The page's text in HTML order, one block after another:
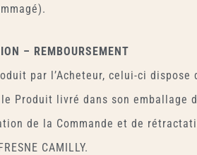
– REMBOURSEMENT
par l’Acheteur, celui-ci
Produit livré dans son emballage
de la Commande et de
CAMILLY.